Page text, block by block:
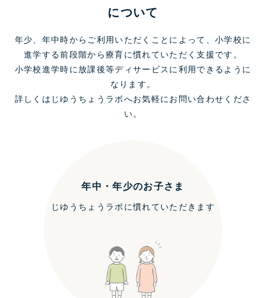
について
年少、年中時からご利用いただくことによって、小学校に
進学する前段階から療育に慣れていただく支援です。
小学校進学時に放課後等ディサービスに利用できるように
なります。
詳しくはじゆうちょうラボへお気軽にお問い合わせくださ
い。
年中・年少のお子さま
じゆうちょうラボに慣れていただきます